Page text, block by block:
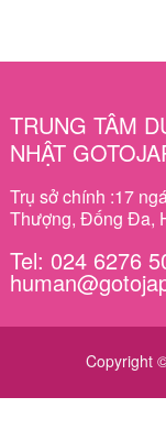
TRUNG TÂM
NHẬT
Trụ sở chính :17
Thượng, Đống Đa,
Tel: 024 6276
Copyright